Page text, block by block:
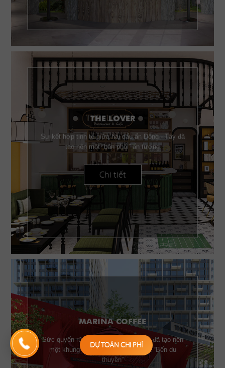
THE LOVER
Sự kết hợp tinh tế giữa hai dấu ấn Đông - Tây đã
tạo nên một “bản phối” ấn tượng
Chi tiết
MARINA COFFEE
Sức quyến rũ của những chiếc buồm đã tạo nên
một khung cảnh đặc trưng của một “Bến du
thuyền”
DỰ TOÁN CHI PHÍ